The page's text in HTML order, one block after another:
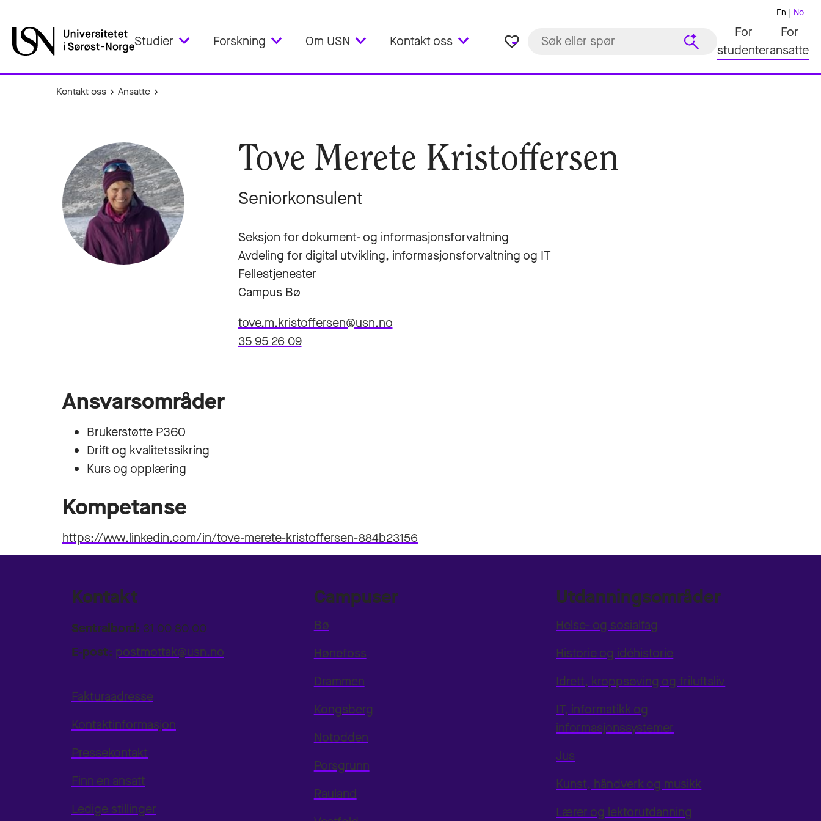
Studier Forskning Om USN Kontakt oss favorite_border
En No
For
studenter
For
ansatte
Kontakt oss Ansatte
Tove Merete Kristoffersen
Seniorkonsulent
Seksjon for dokument- og informasjonsforvaltning
Avdeling for digital utvikling, informasjonsforvaltning og IT
Fellestjenester
Campus Bø
tove.m.kristoffersen@usn.no
35 95 26 09
Ansvarsområder
Brukerstøtte P360
Drift og kvalitetssikring
Kurs og opplæring
Kompetanse
https://www.linkedin.com/in/tove-merete-kristoffersen-884b23156
Kontakt
Sentralbord: 31 00 80 00
E-post: postmottak@usn.no
Fakturaadresse
Kontaktinformasjon
Pressekontakt
Finn en ansatt
Ledige stillinger
Campuser
Bø
Hønefoss
Drammen
Kongsberg
Notodden
Porsgrunn
Rauland
Utdanningsområder
Helse- og sosialfag
Historie og idéhistorie
Idrett, kroppsøving og friluftsliv
IT, informatikk og
informasjonssystemer
Jus
Kunst, håndverk og musikk
Lærer og lektorutdanning